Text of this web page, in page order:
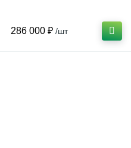
286 000 ₽ /шт